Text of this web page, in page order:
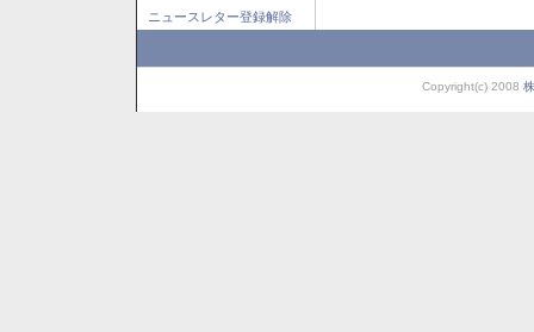
ニュースレター登録解除
Copyright(c) 2008